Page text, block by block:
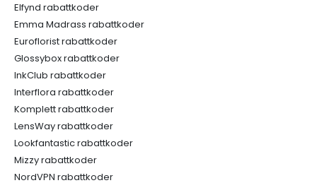
Elfynd rabattkoder
Emma Madrass rabattkoder
Euroflorist rabattkoder
Glossybox rabattkoder
InkClub rabattkoder
Interflora rabattkoder
Komplett rabattkoder
LensWay rabattkoder
Lookfantastic rabattkoder
Mizzy rabattkoder
NordVPN rabattkoder